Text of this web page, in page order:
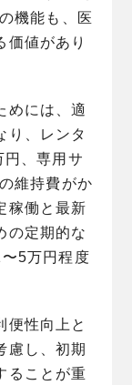
機能も、医
価値があり
めには、適
り、レンタ
、専用サ
維持費がか
稼働と最新
の定期的な
5万円程度
便性向上と
慮し、初期
ることが重